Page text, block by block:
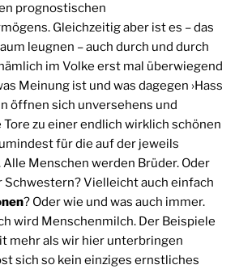
prognostischen
Gleichzeitig aber ist es – das
leugnen – auch durch und durch
im Volke erst mal überwiegend
Meinung ist und was dagegen ›Hass
öffnen sich unversehens und
zu einer endlich wirklich schönen
für die auf der jeweils
Menschen werden Brüder. Oder
Schwestern? Vielleicht auch einfach
? Oder wie und was auch immer.
wird Menschenmilch. Der Beispiele
mehr als wir hier unterbringen
sich so kein einziges ernstliches